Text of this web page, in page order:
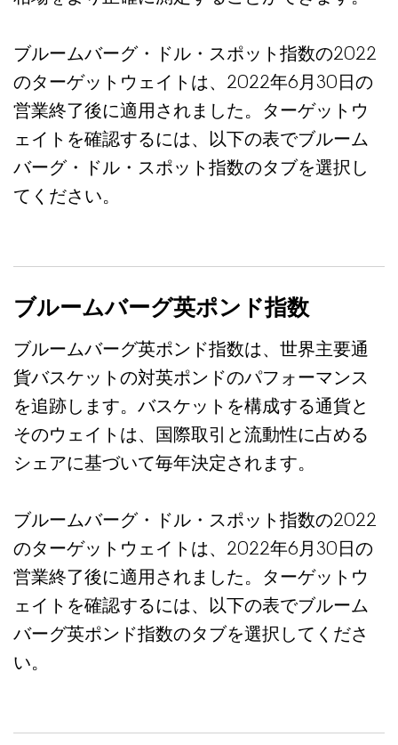
ブルームバーグ・ドル・スポット指数の2022
のターゲットウェイトは、2022年6月30日の
営業終了後に適用されました。ターゲットウ
ェイトを確認するには、以下の表でブルーム
バーグ・ドル・スポット指数のタブを選択し
てください。
ブルームバーグ英ポンド指数
ブルームバーグ英ポンド指数は、世界主要通
貨バスケットの対英ポンドのパフォーマンス
を追跡します。バスケットを構成する通貨と
そのウェイトは、国際取引と流動性に占める
シェアに基づいて毎年決定されます。
ブルームバーグ・ドル・スポット指数の2022
のターゲットウェイトは、2022年6月30日の
営業終了後に適用されました。ターゲットウ
ェイトを確認するには、以下の表でブルーム
バーグ英ポンド指数のタブを選択してくださ
い。